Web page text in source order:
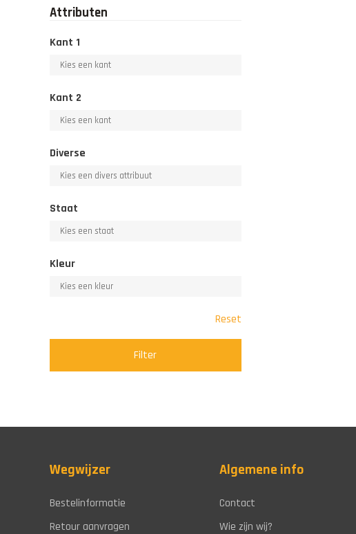
Attributen
Kant 1
Kant 2
Diverse
Staat
Kleur
Reset
Filter
Wegwijzer
Bestelinformatie
Retour aanvragen
Algemene info
Contact
Wie zijn wij?